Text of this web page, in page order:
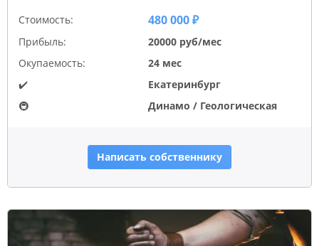
Стоимость: 480 000 ₽
Прибыль:
20000 руб/мес
Окупаемость:
24 мес
✔️
Екатеринбург
🚇
Динамо / Геологическая
Написать собственнику